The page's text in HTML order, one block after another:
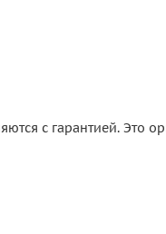
с гарантией. Это